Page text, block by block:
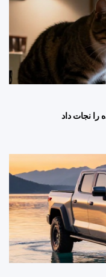
را نجات داد